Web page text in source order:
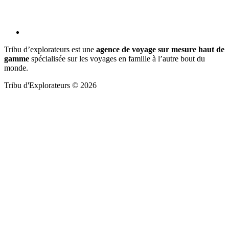
Tribu d’explorateurs est une agence de voyage sur mesure haut de
gamme spécialisée sur les voyages en famille à l’autre bout du
monde.
Tribu d'Explorateurs © 2026